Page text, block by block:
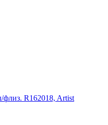
флиз. R162018, Artist